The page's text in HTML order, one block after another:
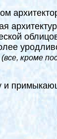
(все, кроме
и